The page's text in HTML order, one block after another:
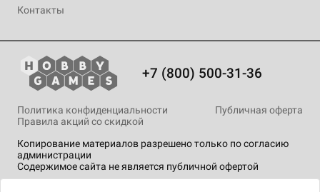
Контакты
+7 (800) 500-31-36
Копирование материалов разрешено только по согласию
администрации
Содержимое сайта не является публичной офертой
Политика конфиденциальности
Публичная оферта
Правила акций со скидкой